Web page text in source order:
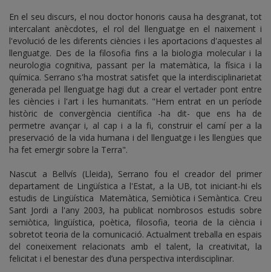
En el seu discurs, el nou doctor honoris causa ha desgranat, tot
intercalant anècdotes, el rol del llenguatge en el naixement i
l'evolució de les diferents ciències i les aportacions d'aquestes al
llenguatge. Des de la filosofia fins a la biologia molecular i la
neurologia cognitiva, passant per la matemàtica, la física i la
química. Serrano s'ha mostrat satisfet que la interdisciplinarietat
generada pel llenguatge hagi dut a crear el vertader pont entre
les ciències i l'art i les humanitats. "Hem entrat en un període
històric de convergència científica -ha dit- que ens ha de
permetre avançar i, al cap i a la fi, construir el camí per a la
preservació de la vida humana i del llenguatge i les llengües que
ha fet emergir sobre la Terra".
Nascut a Bellvís (Lleida), Serrano fou el creador del primer
departament de Lingüística a l'Estat, a la UB, tot iniciant-hi els
estudis de Lingüística Matemàtica, Semiòtica i Semàntica. Creu
Sant Jordi a l'any 2003, ha publicat nombrosos estudis sobre
semiòtica, lingüística, poètica, filosofia, teoria de la ciència i
sobretot teoria de la comunicació. Actualment treballa en espais
del coneixement relacionats amb el talent, la creativitat, la
felicitat i el benestar des d’una perspectiva interdisciplinar.